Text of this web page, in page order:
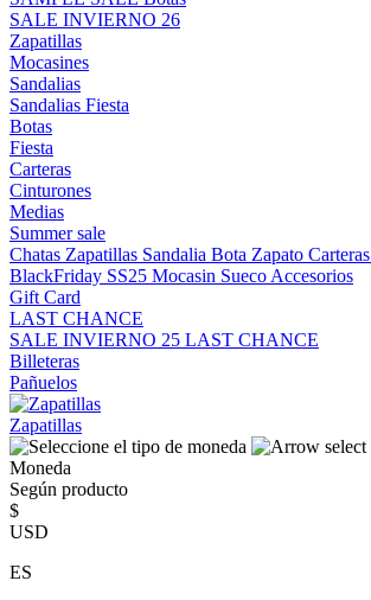
SALE INVIERNO 26
Zapatillas
Mocasines
Sandalias
Sandalias Fiesta
Botas
Fiesta
Carteras
Cinturones
Medias
Summer sale
Chatas Zapatillas Sandalia Bota Zapato Carteras
BlackFriday SS25 Mocasin Sueco Accesorios
Gift Card
LAST CHANCE
SALE INVIERNO 25 LAST CHANCE
Billeteras
Pañuelos
Zapatillas
Moneda
Según producto
$
USD
ES